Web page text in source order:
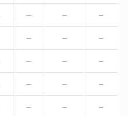
－ － －
－ － －
－ － －
－ － －
－ － －